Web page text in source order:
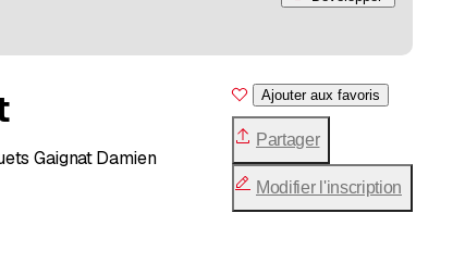
Gaignat Damien
Ajouter aux favoris
Partager
Modifier l'inscription